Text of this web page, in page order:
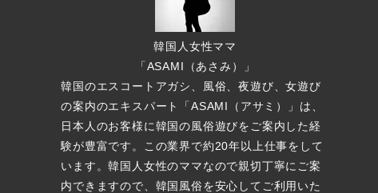
韓国人女性ママ
「ASAMI（あさみ）」
韓国のエスコートアガシ、風俗、夜遊び、女遊び
の案内のエキスパート「ASAMI（アサミ）」は、
日本人のお客様に韓国の風俗遊びをご案内した経
験が豊富です。この業界で約20年以上仕事をして
います。韓国人女性のママなので親切丁寧にご案
内できますので、韓国風俗を安心してご利用いた